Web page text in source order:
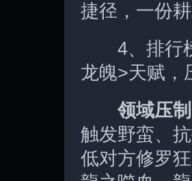
捷径，一份
4、排行榜
龙魄>天赋，
领域压
触发野蛮、
低对方修罗